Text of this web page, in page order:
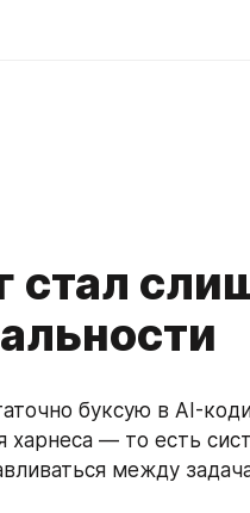
стал
буксую в AI-
— то есть
между